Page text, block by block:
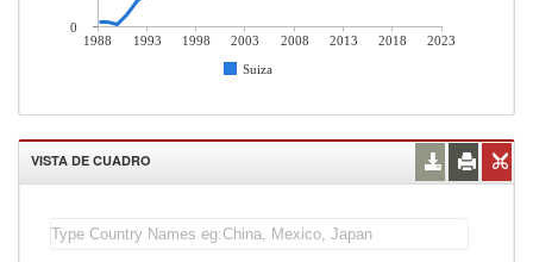
1988 1993 1998 2003 2008 2013 2018
2023
Suiza
0
VISTA DE CUADRO